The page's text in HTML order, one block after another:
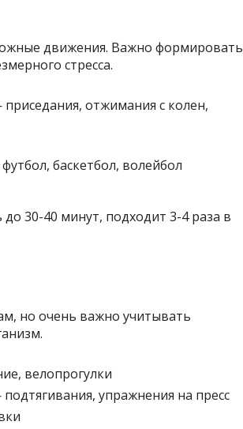
движения. Важно формировать
стресса.
отжимания с колен,
баскетбол, волейбол
30-40 минут, подходит 3-4 раза в
но очень важно учитывать
велопрогулки
упражнения на пресс